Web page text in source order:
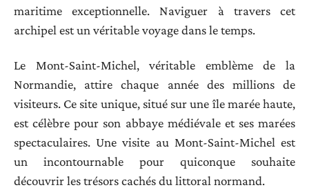
maritime exceptionnelle. Naviguer à travers cet
archipel est un véritable voyage dans le temps.
Le Mont-Saint-Michel, véritable emblème de la
Normandie, attire chaque année des millions de
visiteurs. Ce site unique, situé sur une île marée haute,
est célèbre pour son abbaye médiévale et ses marées
spectaculaires. Une visite au Mont-Saint-Michel est
un incontournable pour quiconque souhaite
découvrir les trésors cachés du littoral normand.